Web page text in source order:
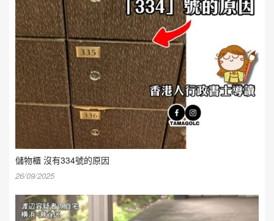
儲物櫃 沒有334號的原因
26/09/2025